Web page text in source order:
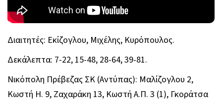
Διαιτητές: Εκίζογλου, Μιχέλης, Κυρόπουλος.
Δεκάλεπτα: 7-22, 15-48, 28-64, 39-81.
Νικόπολη Πρέβεζας ΣΚ (Αντύπας): Μαλίζογλου 2,
Κωστή Η. 9, Ζαχαράκη 13, Κωστή Α.Π. 3 (1), Γκοράτσα